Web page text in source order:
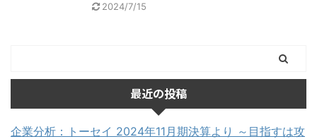
2024/7/15
最近の投稿
企業分析：トーセイ 2024年11月期決算より ～目指すは攻